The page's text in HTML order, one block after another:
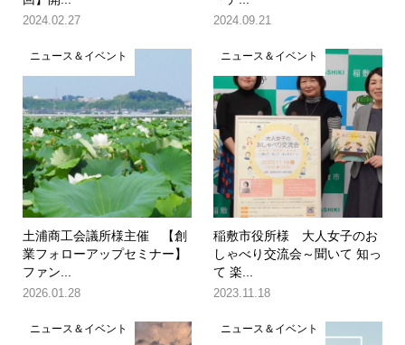
2024.02.27 2024.09.21
ニュース＆イベント
土浦商工会議所様主催 【創
業フォローアップセミナー】
ファン...
2026.01.28
ニュース＆イベント
稲敷市役所様 大人女子のお
しゃべり交流会～聞いて 知っ
て 楽...
2023.11.18
ニュース＆イベント ニュース＆イベント